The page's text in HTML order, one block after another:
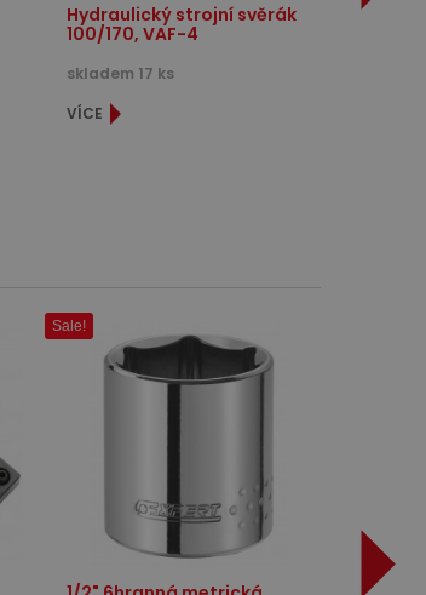
Hydraulický strojní svěrák
100/170, VAF-4
skladem 17 ks
VÍCE
Sale!